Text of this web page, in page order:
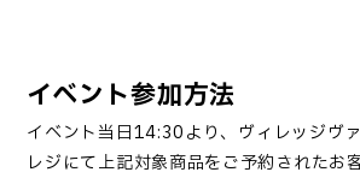
イベント参加方法
イベント当日14:30より、ヴィレッジヴ
レジにて上記対象商品をご予約されたお